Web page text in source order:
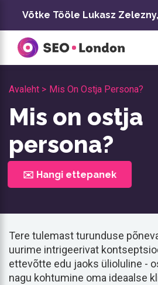
content
Võtke Tööle Lukasz Zelezny,
Avaleht > Mis On Ostja Persona?
Mis on ostja
persona?
✉️ Hangi ettepanek
Tere tulemast turunduse
uurime intrigeerivat
ettevõtte edu jaoks ülioluline -
nagu kohtumine oma ideaalse